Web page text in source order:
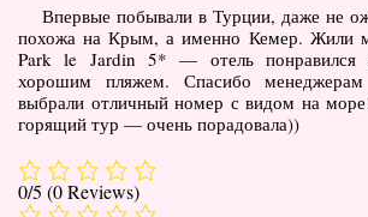
ОАЭ от $345
Украина от $11
Туры
Горящие туры
Автобусные туры
Впервые побывали в Турции, даже не
похожа на Крым, а именно Кемер. Жили
Park le Jardin 5* — отель понравился
хорошим пляжем. Спасибо
выбрали отличный номер с видом на
горящий тур — очень порадовала))
0/5 (0 Reviews)